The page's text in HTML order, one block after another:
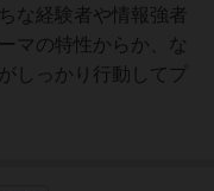
な経験者や情報強者
マの特性からか、な
しっかり行動してプ